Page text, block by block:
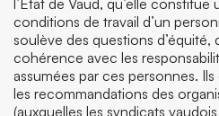
l’État de Vaud, qu’elle
conditions de travail d’un
soulève des questions
cohérence avec les
assumées par ces personnes.
les recommandations des
(auxquelles les syndicats